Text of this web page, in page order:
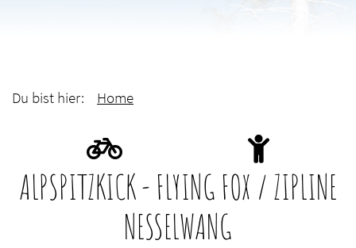
Du bist hier: Home
ALPSPITZKICK - FLYING FOX / ZIPLINE
NESSELWANG